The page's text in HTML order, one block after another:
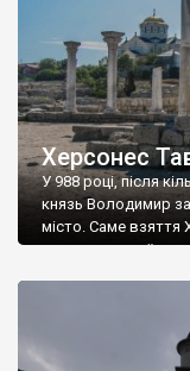
Херсонес
У 988 році, після
князь Володимир
місто. Саме
диктувати свої
Херсонесі
А потім було